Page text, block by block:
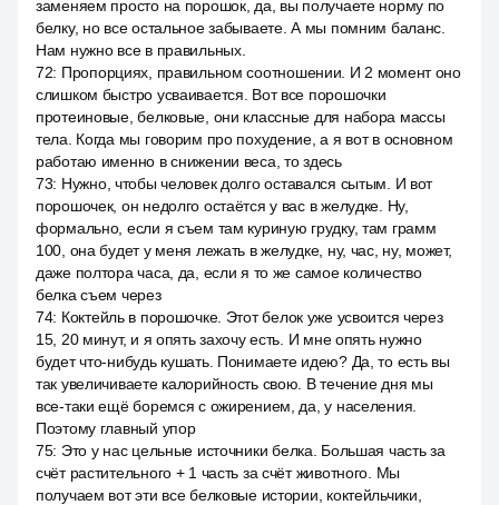
заменяем просто на порошок, да, вы получаете норму по
белку, но все остальное забываете. А мы помним баланс.
Нам нужно все в правильных.
72: Пропорциях, правильном соотношении. И 2 момент оно
слишком быстро усваивается. Вот все порошочки
протеиновые, белковые, они классные для набора массы
тела. Когда мы говорим про похудение, а я вот в основном
работаю именно в снижении веса, то здесь
73: Нужно, чтобы человек долго оставался сытым. И вот
порошочек, он недолго остаётся у вас в желудке. Ну,
формально, если я съем там куриную грудку, там грамм
100, она будет у меня лежать в желудке, ну, час, ну, может,
даже полтора часа, да, если я то же самое количество
белка съем через
74: Коктейль в порошочке. Этот белок уже усвоится через
15, 20 минут, и я опять захочу есть. И мне опять нужно
будет что-нибудь кушать. Понимаете идею? Да, то есть вы
так увеличиваете калорийность свою. В течение дня мы
все-таки ещё боремся с ожирением, да, у населения.
Поэтому главный упор
75: Это у нас цельные источники белка. Большая часть за
счёт растительного + 1 часть за счёт животного. Мы
получаем вот эти все белковые истории, коктейльчики,